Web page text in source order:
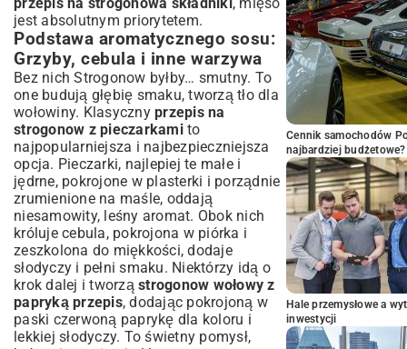
jest absolutnym priorytetem.
Podstawa aromatycznego sosu:
Grzyby, cebula i inne warzywa
Bez nich Strogonow byłby… smutny. To
one budują głębię smaku, tworzą tło dla
wołowiny. Klasyczny przepis na
strogonow z pieczarkamito
najpopularniejsza i najbezpieczniejsza
opcja. Pieczarki, najlepiej te małe i
jędrne, pokrojone w plasterki i porządnie
zrumienione na maśle, oddają
niesamowity, leśny aromat. Obok nich
króluje cebula, pokrojona w piórka i
zeszkolona do miękkości, dodaje
słodyczy i pełni smaku. Niektórzy idą o
krok dalej i tworzą strogonow wołowy z
papryką przepis, dodając pokrojoną w
paski czerwoną paprykę dla koloru i
lekkiej słodyczy. To świetny pomysł,
Cennik samochodów
najbardziej budżetowe?
Hale przemysłowe a
inwestycji